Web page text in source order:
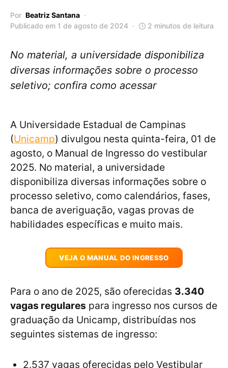
Por Beatriz Santana
Publicado em 1 de agosto de 2024
2 minutos de leitura
No material, a universidade disponibiliza
diversas informações sobre o processo
seletivo; confira como acessar
A Universidade Estadual de Campinas
(Unicamp) divulgou nesta quinta-feira, 01 de
agosto, o Manual de Ingresso do vestibular
2025. No material, a universidade
disponibiliza diversas informações sobre o
processo seletivo, como calendários, fases,
banca de averiguação, vagas provas de
habilidades específicas e muito mais.
VEJA O MANUAL DO INGRESSO
Para o ano de 2025, são oferecidas 3.340
vagas regulares para ingresso nos cursos de
graduação da Unicamp, distribuídas nos
seguintes sistemas de ingresso:
2.537 vagas oferecidas pelo Vestibular